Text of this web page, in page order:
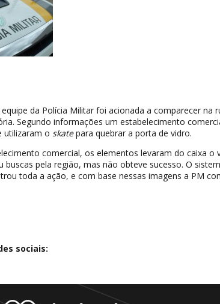
da Polícia Militar foi acionada a comparecer na
Segundo informações um estabelecimento
utilizaram o skatepara quebrar a porta de vidro.
comercial, os elementos levaram do caixa o
buscas pela região, mas não obteve sucesso. O
toda a ação, e com base nessas imagens a PM
sociais: